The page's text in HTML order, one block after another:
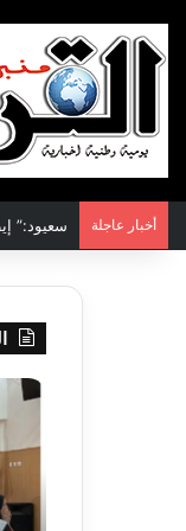
أخبار عاجلة الاتفاقية
جيجل:
انطلاق
المخيم
لفائدة